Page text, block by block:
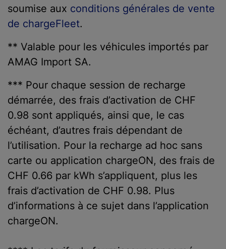
soumise aux conditions générales de vente
de chargeFleet.
** Valable pour les véhicules importés par
AMAG Import SA.
*** Pour chaque session de recharge
démarrée, des frais d’activation de CHF
0.98 sont appliqués, ainsi que, le cas
échéant, d’autres frais dépendant de
l’utilisation. Pour la recharge ad hoc sans
carte ou application chargeON, des frais de
CHF 0.66 par kWh s’appliquent, plus les
frais d’activation de CHF 0.98. Plus
d’informations à ce sujet dans l’application
chargeON.